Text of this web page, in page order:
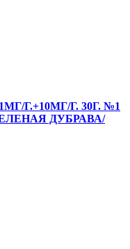
Г.+10МГ/Г. 30Г. №1
ДУБРАВА/